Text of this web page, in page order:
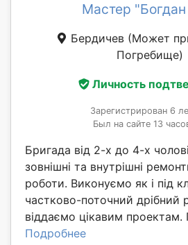
Мастер
Бердичев (Может
Погребище)
Личность
Зарегистрирован 6
Был на сайте 13
Бригада від 2-х до 4-х
зовнішні та внутрішні
роботи. Виконуємо як і під
частково-поточний дрібний
віддаємо цікавим проектам.
Подробнее